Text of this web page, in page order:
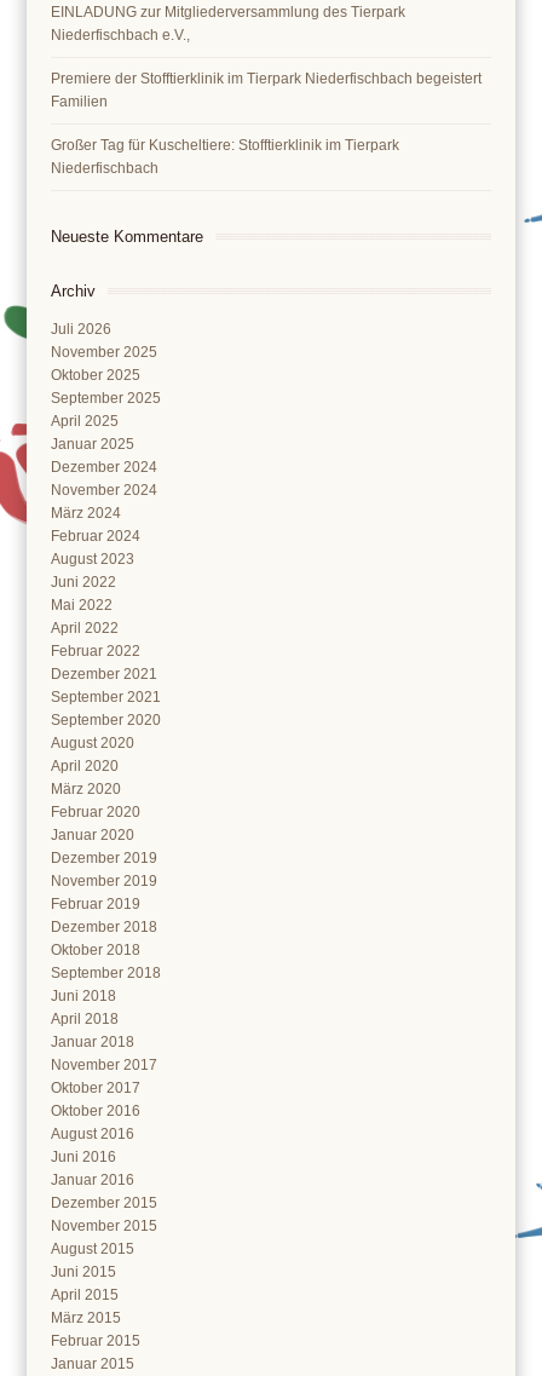
EINLADUNG zur Mitgliederversammlung des Tierpark
Niederfischbach e.V.,
Premiere der Stofftierklinik im Tierpark Niederfischbach begeistert
Familien
Großer Tag für Kuscheltiere: Stofftierklinik im Tierpark
Niederfischbach
Neueste Kommentare
Archiv
Juli 2026
November 2025
Oktober 2025
September 2025
April 2025
Januar 2025
Dezember 2024
November 2024
März 2024
Februar 2024
August 2023
Juni 2022
Mai 2022
April 2022
Februar 2022
Dezember 2021
September 2021
September 2020
August 2020
April 2020
März 2020
Februar 2020
Januar 2020
Dezember 2019
November 2019
Februar 2019
Dezember 2018
Oktober 2018
September 2018
Juni 2018
April 2018
Januar 2018
November 2017
Oktober 2017
Oktober 2016
August 2016
Juni 2016
Januar 2016
Dezember 2015
November 2015
August 2015
Juni 2015
April 2015
März 2015
Februar 2015
Januar 2015